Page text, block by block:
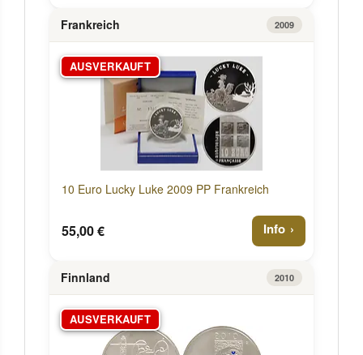
Frankreich 2009
AUSVERKAUFT
10 Euro Lucky Luke 2009 PP Frankreich
55,00 € Info
Finnland 2010
AUSVERKAUFT